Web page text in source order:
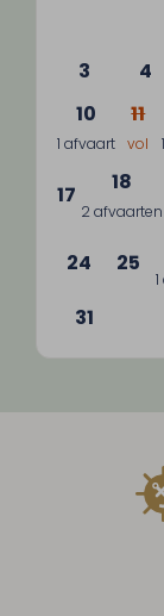
3
4
10
1 afvaart
11
vol
17 18
2 afvaarten
24 25
31